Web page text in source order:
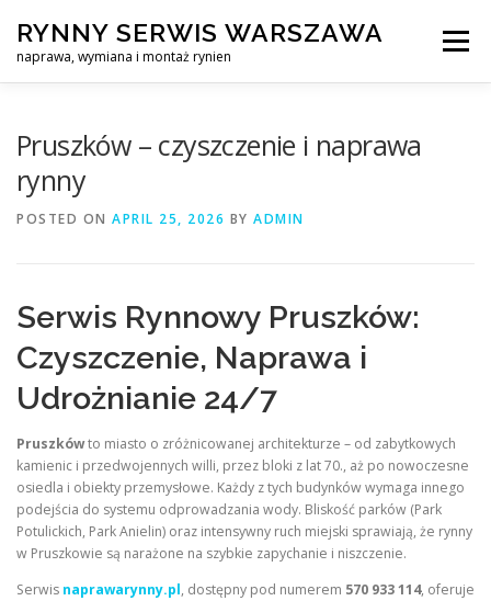
content
RYNNY SERWIS WARSZAWA
naprawa, wymiana i montaż rynien
Menu
Pruszków – czyszczenie i naprawa
rynny
POSTED ON APRIL 25, 2026 BY ADMIN
Serwis Rynnowy Pruszków:
Czyszczenie, Naprawa i
Udrożnianie 24/7
Pruszkówto miasto o zróżnicowanej architekturze – od zabytkowych
kamienic i przedwojennych willi, przez bloki z lat 70., aż po nowoczesne
osiedla i obiekty przemysłowe. Każdy z tych budynków wymaga innego
podejścia do systemu odprowadzania wody. Bliskość parków (Park
Potulickich, Park Anielin) oraz intensywny ruch miejski sprawiają, że rynny
w Pruszkowie są narażone na szybkie zapychanie i niszczenie.
Serwis naprawarynny.pl, dostępny pod numerem 570 933 114, oferuje